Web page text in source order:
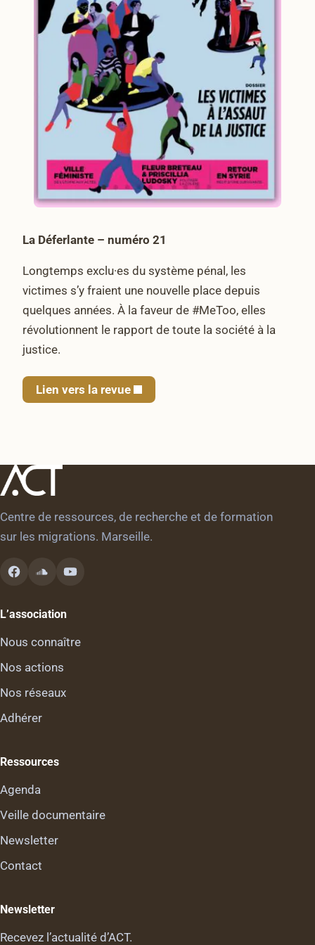
La Déferlante – numéro 21
Longtemps exclu·es du système pénal, les
victimes s’y fraient une nouvelle place depuis
quelques années. À la faveur de #MeToo, elles
révolutionnent le rapport de toute la société à la
justice.
Lien vers la revue
Centre de ressources, de recherche et de formation
sur les migrations. Marseille.
L’association
Nous connaître
Nos actions
Nos réseaux
Adhérer
Ressources
Agenda
Veille documentaire
Newsletter
Contact
Newsletter
Recevez l’actualité d’ACT.